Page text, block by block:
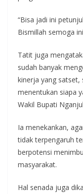
“Bisa jadi ini
Bismillah semoga
Tatit juga
sudah banyak
kinerja yang satset,
menentukan siapa
Wakil Bupati
Ia menekankan,
tidak terpengaruh
berpotensi
masyarakat.
Hal senada juga